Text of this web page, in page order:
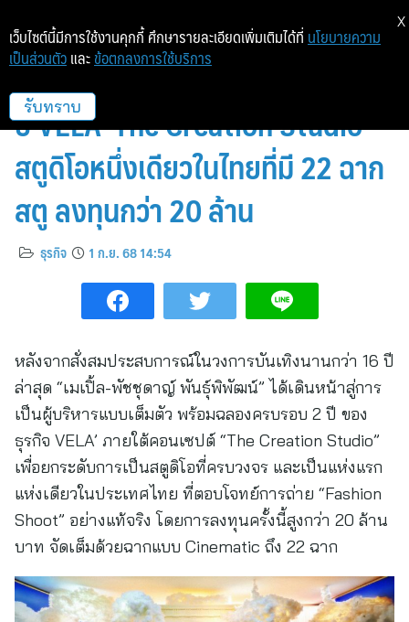
เมเปิ้ล พัชชุดาญ์ ฉลองครบรอบ 2
ปี VELA’ The Creation Studio
สตูดิโอหนึ่งเดียวในไทยที่มี 22 ฉาก
สตู ลงทุนกว่า 20 ล้าน
ธุรกิจ 1 ก.ย. 68 14:54
หลังจากสั่งสมประสบการณ์ในวงการบันเทิงนานกว่า 16 ปี
ล่าสุด “เมเปิ้ล-พัชชุดาญ์ พันธุ์พิพัฒน์” ได้เดินหน้าสู่การ
เป็นผู้บริหารแบบเต็มตัว พร้อมฉลองครบรอบ 2 ปี ของ
ธุรกิจ VELA’ ภายใต้คอนเซปต์ “The Creation Studio”
เพื่อยกระดับการเป็นสตูดิโอที่ครบวงจร และเป็นแห่งแรก
แห่งเดียวในประเทศไทย ที่ตอบโจทย์การถ่าย “Fashion
Shoot” อย่างแท้จริง โดยการลงทุนครั้งนี้สูงกว่า 20 ล้าน
บาท จัดเต็มด้วยฉากแบบ Cinematic ถึง 22 ฉาก
เว็บไซต์นี้มีการใช้งานคุกกี้ ศึกษารายละเอียดเพิ่มเติมได้ที่ นโยบายความ
เป็นส่วนตัว และ ข้อตกลงการใช้บริการ
รับทราบ
X